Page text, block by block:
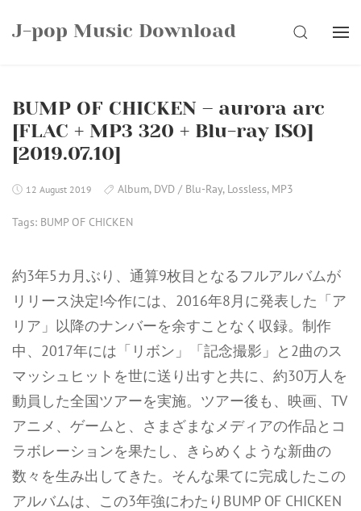
J-pop Music Download SEARCH
BUMP OF CHICKEN – aurora arc
[FLAC + MP3 320 + Blu-ray ISO]
[2019.07.10]
12 August 2019 Album, DVD / Blu-Ray, Lossless, MP3
Tags: BUMP OF CHICKEN
約3年5カ月ぶり、通算9枚目となるフルアルバムが
リリース決定!今作には、2016年8月に発表した「ア
リア」以降のナンバーを余すことなく収録。制作
中、2017年には「リボン」「記念撮影」と2曲のス
マッシュヒットを世に送り出すと共に、約30万人を
動員した全国ツアーを実施。ツアー後も、映画、TV
アニメ、ゲームと、さまざまなメディアの作品とコ
ラボレーションを果たし、きらめくような新曲の
数々を生み出してきた。そんな果てに完成したこの
アルバムは、この3年強にわたりBUMP OF CHICKEN